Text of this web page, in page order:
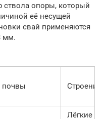
ствола опоры, который
её несущей
свай применяются
мм.
почвы Строение
Лёгкие